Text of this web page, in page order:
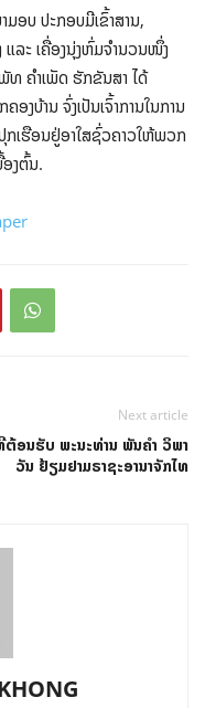
ມອບ ປະກອບມີເຂົ້າສານ,
ລະ ເຄື່ອງນຸ່ງຫົ່ມຈຳນວນໜຶ່ງ
ຄໍາເພັດ ຮັກຂັນສາ ໄດ້
ງບ້ານ ຈົ່ງເປັນເຈົ້າການໃນການ
ກເຮືອນຢູ່ອາໃສຊົ່ວຄາວໃຫ້ພວກ
ງຕົ້ນ.
Next article
ອນຮັບ ພະນະທ່ານ ພັນຄຳ ວິພາ
ວັນ ຢ້ຽມຢາມຣາຊະອານາຈັກໄທ